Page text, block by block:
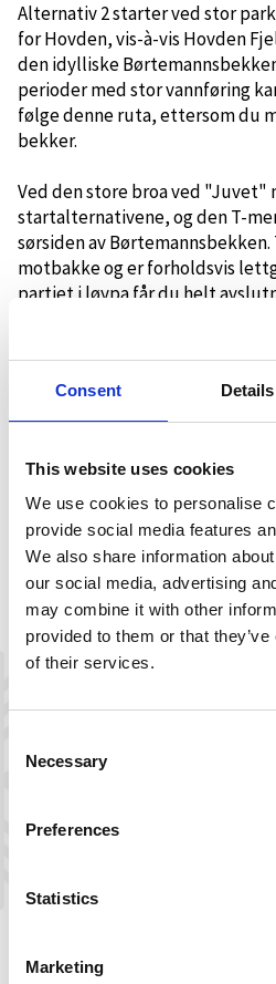
Consent Details
This website uses cookies
We use cookies to personalise
provide social media features
We also share information
our social media, advertising
may combine it with other
provided to them or that
of their services.
Selection
Necessary
Preferences
Statistics
Marketing
Alternativ 2 starter ved stor
for Hovden, vis-à-vis Hovden
den idylliske
perioder med stor vannføring
følge denne ruta, ettersom du
bekker.
Ved den store broa ved "Juvet"
startalternativene, og den T-
sørsiden av
motbakke og er forholdsvis
partiet i løypa får du helt
nordover til Bjåen eller sørover
til Byrtedalen i Telemark.
På ski til Tjørnbrotbu
Om vinteren prepareres det
Tjørnbrotbu, og fra Hovden
til det gjenstår kun 2,1 km til
kun kvistet. Videre fra hytta er
mot Berdalsbu og videre derfra
dette arbeidet utføres av
informasjon om hytta og
+